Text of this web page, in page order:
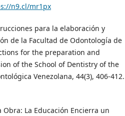
n9.cl/mr1px
para la elaboración y
de la Facultad de Odontología de
for the preparation and
of the School of Dentistry of the
Venezolana, 44(3), 406-412.
Obra: La Educación Encierra un